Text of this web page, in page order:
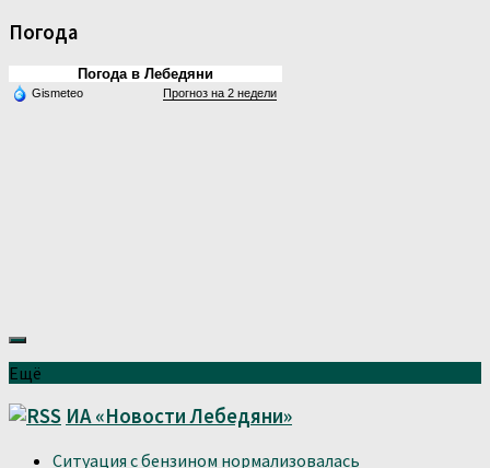
Погода
Погода в Лебедяни
Gismeteo Прогноз на 2 недели
Ещё
ИА «Новости Лебедяни»
Ситуация с бензином нормализовалась